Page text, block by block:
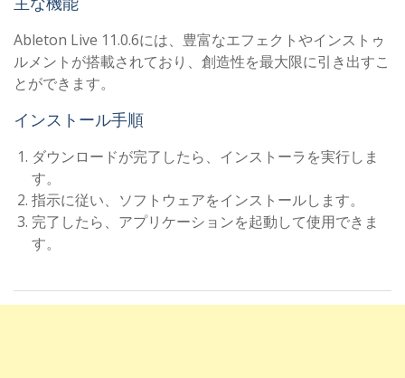
Ableton Live 11.0.6には、豊富なエフェクトやインストゥ
ルメントが搭載されており、創造性を最大限に引き出すこ
とができます。
インストール手順
ダウンロードが完了したら、インストーラを実行しま
す。
指示に従い、ソフトウェアをインストールします。
完了したら、アプリケーションを起動して使用できま
す。